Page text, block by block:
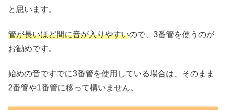
と思います。
管が長いほど間に音が入りやすいので、3番管を使うのが
お勧めです。
始めの音ですでに3番管を使用している場合は、そのまま
2番管や1番管に移って構いません。